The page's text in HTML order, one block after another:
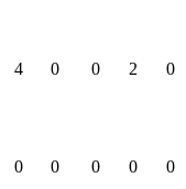
4 0 0 2
0
0 0 0 0
0